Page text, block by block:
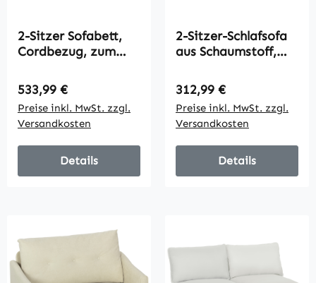
2-Sitzer Sofabett,
Cordbezug, zum
umwandelbar, 2
Kissen,
Seitentaschen, 157 x
190 cm, Hellgrau
Regulärer Preis:
533,99 €
Preise inkl. MwSt. zzgl.
Versandkosten
Details
2-Sitzer-Schlafsofa
aus Schaumstoff,
breiten Armlehnen,
2 Kissen, 360 kg
Belastbarkeit, Grau
Regulärer Preis:
312,99 €
Preise inkl. MwSt. zzgl.
Versandkosten
Details